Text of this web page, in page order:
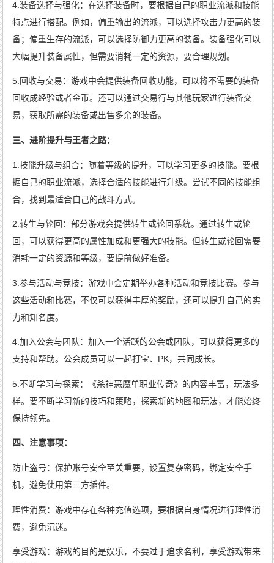
4.装备选择与强化：在选择装备时，要根据自己的职业流派和技能
特点进行搭配。例如，偏重输出的流派，可以选择攻击力更高的装
备；偏重生存的流派，可以选择防御力更高的装备。装备强化可以
大幅提升装备属性，但需要消耗一定的资源，要合理规划。
5.回收与交易：游戏中会提供装备回收功能，可以将不需要的装备
回收成经验或者金币。还可以通过交易行与其他玩家进行装备交
易，获取所需的装备或出售多余的装备。
三、进阶提升与王者之路：
1.技能升级与组合：随着等级的提升，可以学习更多的技能。要根
据自己的职业流派，选择合适的技能进行升级。尝试不同的技能组
合，找到最适合自己的战斗方式。
2.转生与轮回：部分游戏会提供转生或轮回系统。通过转生或轮
回，可以获得更高的属性加成和更强大的技能。但转生或轮回需要
消耗一定的资源和等级，要提前做好准备。
3.参与活动与竞技：游戏中会定期举办各种活动和竞技比赛。参与
这些活动和比赛，不仅可以获得丰厚的奖励，还可以提升自己的实
力和知名度。
4.加入公会与团队：加入一个活跃的公会或团队，可以获得更多的
支持和帮助。公会成员可以一起打宝、PK，共同成长。
5.不断学习与探索：《杀神恶魔单职业传奇》的内容丰富，玩法多
样。要不断学习新的技巧和策略，探索新的地图和玩法，才能始终
保持领先。
四、注意事项：
防止盗号：保护账号安全至关重要，设置复杂密码，绑定安全手
机，避免使用第三方插件。
理性消费：游戏中存在各种充值选项，要根据自身情况进行理性消
费，避免沉迷。
享受游戏：游戏的目的是娱乐，不要过于追求名利，享受游戏带来